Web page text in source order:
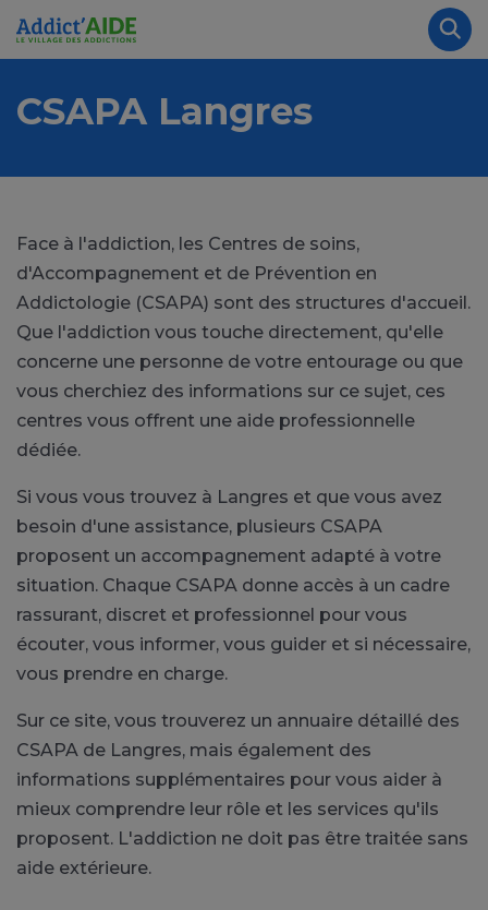
Aller au contenu principal
CSAPA Langres
Face à l'addiction, les Centres de soins,
d'Accompagnement et de Prévention en
Addictologie (CSAPA) sont des structures d'accueil.
Que l'addiction vous touche directement, qu'elle
concerne une personne de votre entourage ou que
vous cherchiez des informations sur ce sujet, ces
centres vous offrent une aide professionnelle
dédiée.
Si vous vous trouvez à Langres et que vous avez
besoin d'une assistance, plusieurs CSAPA
proposent un accompagnement adapté à votre
situation. Chaque CSAPA donne accès à un cadre
rassurant, discret et professionnel pour vous
écouter, vous informer, vous guider et si nécessaire,
vous prendre en charge.
Sur ce site, vous trouverez un annuaire détaillé des
CSAPA de Langres, mais également des
informations supplémentaires pour vous aider à
mieux comprendre leur rôle et les services qu'ils
proposent. L'addiction ne doit pas être traitée sans
aide extérieure.
Panneau de gestion des cookies